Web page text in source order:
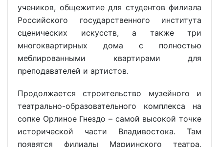
учеников, общежитие для студентов филиала
Российского государственного института
сценических искусств, а также три
многоквартирных дома с полностью
меблированными квартирами для
преподавателей и артистов.
Продолжается строительство музейного и
театрально-образовательного комплекса на
сопке Орлиное Гнездо – самой высокой точке
исторической части Владивостока. Там
появятся филиалы Мариинского театра,